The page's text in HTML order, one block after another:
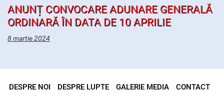
ANUNȚ CONVOCARE ADUNARE GENERALĂ
ORDINARĂ ÎN DATA DE 10 APRILIE
8 martie 2024
DESPRE NOI DESPRE LUPTE GALERIE MEDIA CONTACT